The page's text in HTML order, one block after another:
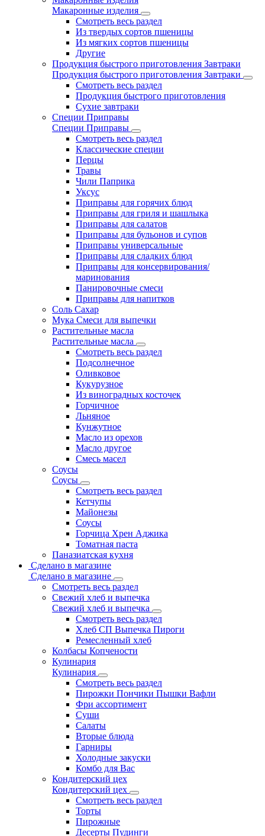
Макаронные изделия
Смотреть весь раздел
Из твердых сортов пшеницы
Из мягких сортов пшеницы
Другие
Продукция быстрого приготовления Завтраки
Продукция быстрого приготовления Завтраки
Смотреть весь раздел
Продукция быстрого приготовления
Сухие завтраки
Специи Приправы
Специи Приправы
Смотреть весь раздел
Классические специи
Перцы
Травы
Чили Паприка
Уксус
Приправы для горячих блюд
Приправы для гриля и шашлыка
Приправы для салатов
Приправы для бульонов и супов
Приправы универсальные
Приправы для сладких блюд
Приправы для консервирования/
маринования
Панировочные смеси
Приправы для напитков
Соль Сахар
Мука Смеси для выпечки
Растительные масла
Растительные масла
Смотреть весь раздел
Подсолнечное
Оливковое
Кукурузное
Из виноградных косточек
Горчичное
Льняное
Кунжутное
Масло из орехов
Масло другое
Смесь масел
Соусы
Соусы
Смотреть весь раздел
Кетчупы
Майонезы
Соусы
Горчица Хрен Аджика
Томатная паста
Паназиатская кухня
Сделано в магазине
Сделано в магазине
Смотреть весь раздел
Свежий хлеб и выпечка
Свежий хлеб и выпечка
Смотреть весь раздел
Хлеб СП Выпечка Пироги
Ремесленный хлеб
Колбасы Копчености
Кулинария
Кулинария
Смотреть весь раздел
Пирожки Пончики Пышки Вафли
Фри ассортимент
Суши
Салаты
Вторые блюда
Гарниры
Холодные закуски
Комбо для Вас
Кондитерский цех
Кондитерский цех
Смотреть весь раздел
Торты
Пирожные
Десерты Пудинги